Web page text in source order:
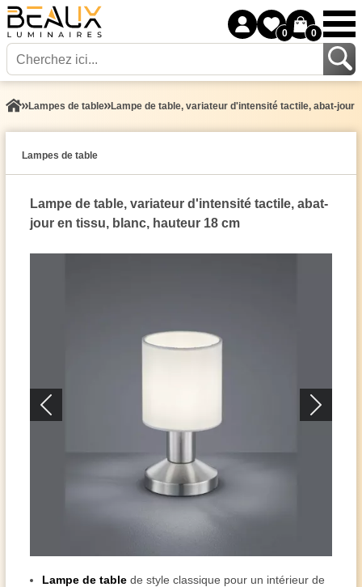
0 0
Lampes de table Lampe de table, variateur d'intensité tactile, abat-jour
Lampes de table
Lampe de table, variateur d'intensité tactile, abat-
jour en tissu, blanc, hauteur 18 cm
Lampe de table de style classique pour un intérieur de